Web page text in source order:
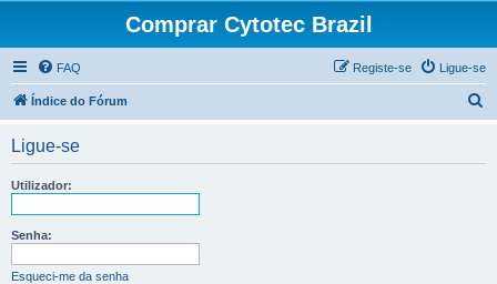
Comprar Cytotec Brazil
FAQ Ligue-se
Registe-se
Índice do Fórum
Ligue-se
Utilizador:
Senha:
Esqueci-me da senha